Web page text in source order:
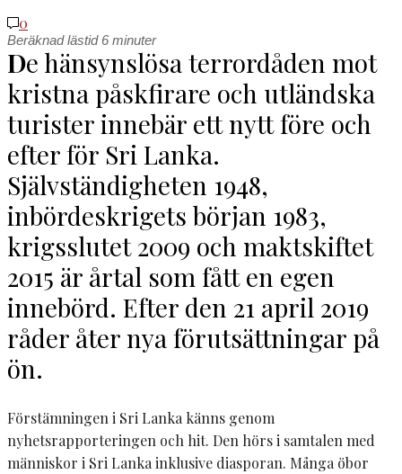
0
Beräknad lästid 6 minuter
De hänsynslösa terrordåden mot
kristna påskfirare och utländska
turister innebär ett nytt före och
efter för Sri Lanka.
Självständigheten 1948,
inbördeskrigets början 1983,
krigsslutet 2009 och maktskiftet
2015 är årtal som fått en egen
innebörd. Efter den 21 april 2019
råder åter nya förutsättningar på
ön.
Förstämningen i Sri Lanka känns genom
nyhetsrapporteringen och hit. Den hörs i samtalen med
människor i Sri Lanka inklusive diasporan. Många öbor